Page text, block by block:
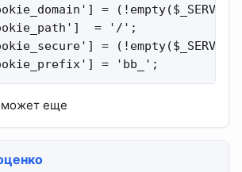
=
= '/';
=
= 'bb_';
еще